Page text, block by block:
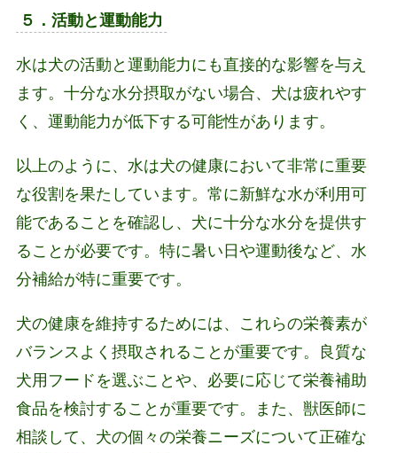
５．活動と運動能力
水は犬の活動と運動能力にも直接的な影響を与え
ます。十分な水分摂取がない場合、犬は疲れやす
く、運動能力が低下する可能性があります。
以上のように、水は犬の健康において非常に重要
な役割を果たしています。常に新鮮な水が利用可
能であることを確認し、犬に十分な水分を提供す
ることが必要です。特に暑い日や運動後など、水
分補給が特に重要です。
犬の健康を維持するためには、これらの栄養素が
バランスよく摂取されることが重要です。良質な
犬用フードを選ぶことや、必要に応じて栄養補助
食品を検討することが重要です。また、獣医師に
相談して、犬の個々の栄養ニーズについて正確な